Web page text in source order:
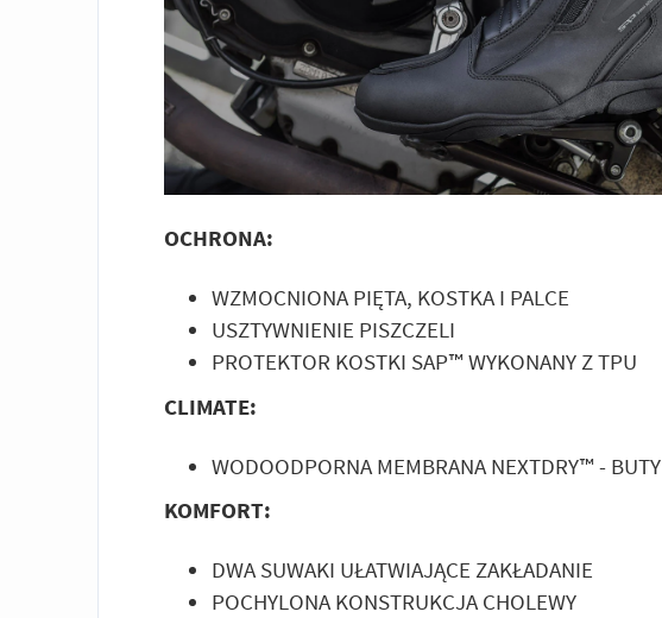
OCHRONA:
WZMOCNIONA PIĘTA, KOSTKA I PALCE
USZTYWNIENIE PISZCZELI
PROTEKTOR KOSTKI SAP™ WYKONANY Z TPU
CLIMATE:
WODOODPORNA MEMBRANA NEXTDRY™ - BUTY
KOMFORT:
DWA SUWAKI UŁATWIAJĄCE ZAKŁADANIE
POCHYLONA KONSTRUKCJA CHOLEWY